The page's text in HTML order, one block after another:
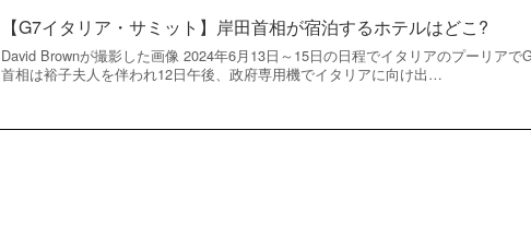
【G7イタリア・サミット】岸田首相が宿泊するホテルはどこ?
David Brownが撮影した画像 2024年6月13日～15日の日程でイタリアのプーリアで
首相は裕子夫人を伴われ12日午後、政府専用機でイタリアに向け出…